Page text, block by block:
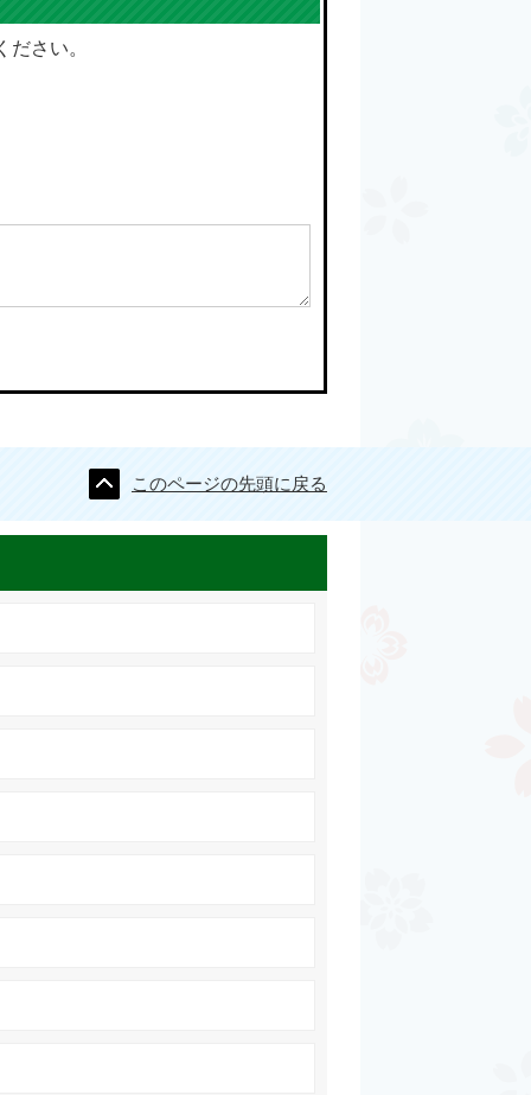
さい。
このページの先頭に戻る